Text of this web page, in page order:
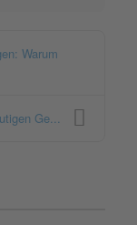
Warum
Ge...